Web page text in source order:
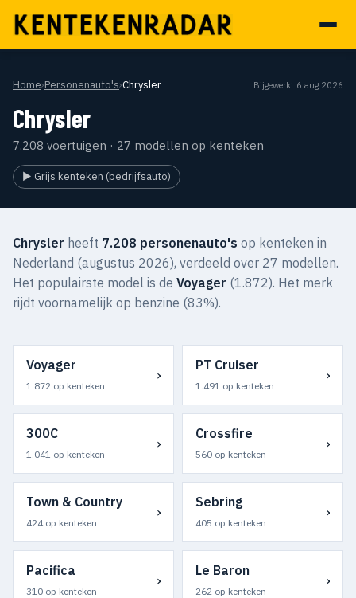
Home›Personenauto's›Chrysler Bijgewerkt 6 aug 2026
Chrysler
7.208 voertuigen · 27 modellen op kenteken
▶ Grijs kenteken (bedrijfsauto)
Chrysler heeft 7.208 personenauto's op kenteken in
Nederland (augustus 2026), verdeeld over 27 modellen.
Het populairste model is de Voyager (1.872). Het merk
rijdt voornamelijk op benzine (83%).
Voyager
1.872 op kenteken
›
PT Cruiser
1.491 op kenteken
›
300C
1.041 op kenteken
›
Crossfire
560 op kenteken
›
Town & Country
424 op kenteken
›
Sebring
405 op kenteken
›
Pacifica
310 op kenteken
›
Le Baron
262 op kenteken
›